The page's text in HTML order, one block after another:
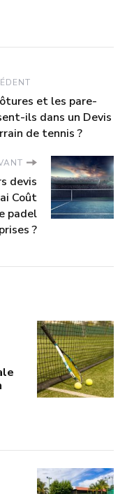
et les pare-
ils dans un Devis
de tennis ?
devis
Coût
padel
?